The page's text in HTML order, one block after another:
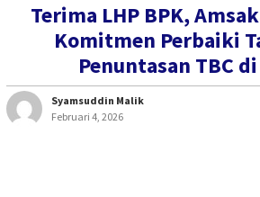
Terima LHP BPK,
Komitmen Perbaiki
Penuntasan TBC
Syamsuddin Malik
Februari 4, 2026